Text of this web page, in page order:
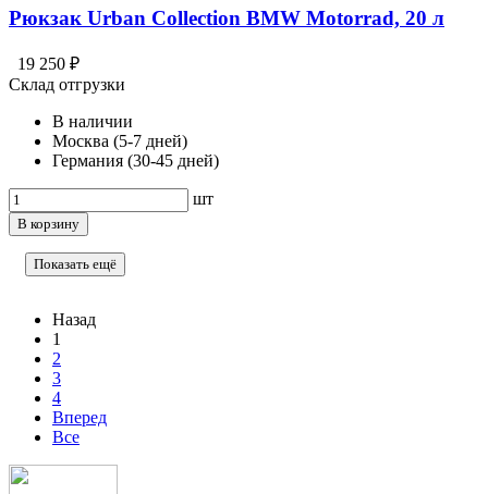
Рюкзак Urban Collection BMW Motorrad, 20 л
19 250 ₽
Склад отгрузки
В наличии
Москва (5-7 дней)
Германия (30-45 дней)
шт
В корзину
Показать ещё
Назад
1
2
3
4
Вперед
Все